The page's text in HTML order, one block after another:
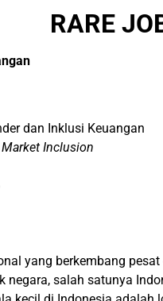
RARE
dan Inklusi Keuangan
Inclusion
yang berkembang
salah satunya